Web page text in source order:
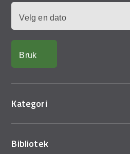
Kategori
Bibliotek